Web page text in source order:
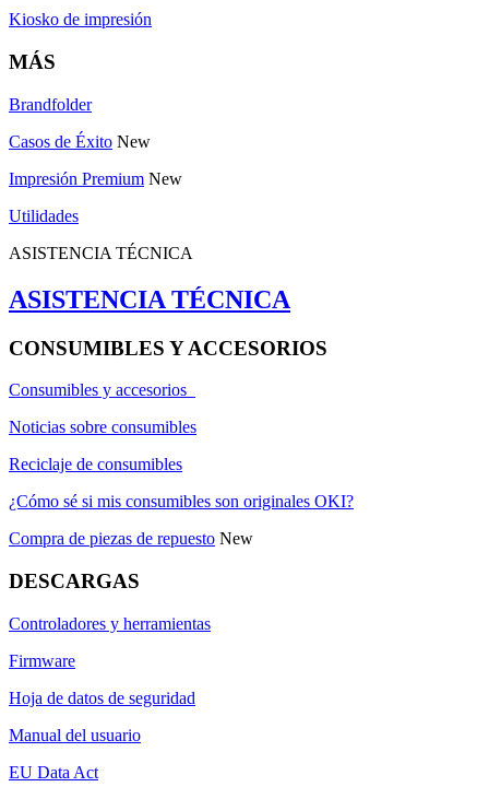
Kiosko de impresión
MÁS
Brandfolder
Casos de Éxito New
Impresión Premium New
Utilidades
ASISTENCIA TÉCNICA
ASISTENCIA TÉCNICA
CONSUMIBLES Y ACCESORIOS
Consumibles y accesorios
Noticias sobre consumibles
Reciclaje de consumibles
¿Cómo sé si mis consumibles son originales OKI?
Compra de piezas de repuesto New
DESCARGAS
Controladores y herramientas
Firmware
Hoja de datos de seguridad
Manual del usuario
EU Data Act